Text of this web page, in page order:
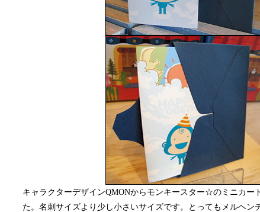
キャラクターデザインQMONからモンキースター☆のミニカー
た。名刺サイズより少し小さいサイズです。とってもメルヘン